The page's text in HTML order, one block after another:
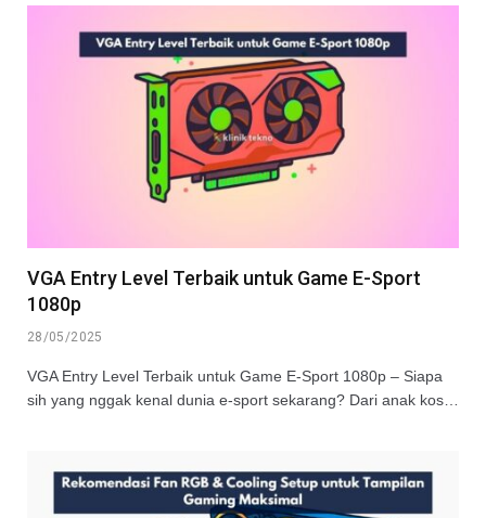
VGA Entry Level Terbaik untuk Game E-Sport
1080p
28/05/2025
VGA Entry Level Terbaik untuk Game E-Sport 1080p – Siapa
sih yang nggak kenal dunia e-sport sekarang? Dari anak kos…